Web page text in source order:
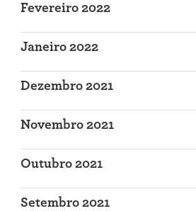
Fevereiro 2022
Janeiro 2022
Dezembro 2021
Novembro 2021
Outubro 2021
Setembro 2021